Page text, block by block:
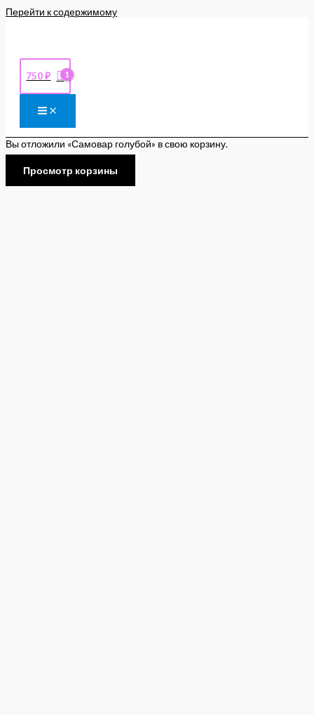
Перейти к содержимому
750₽
Вы отложили «Самовар голубой» в свою корзину.
Просмотр корзины